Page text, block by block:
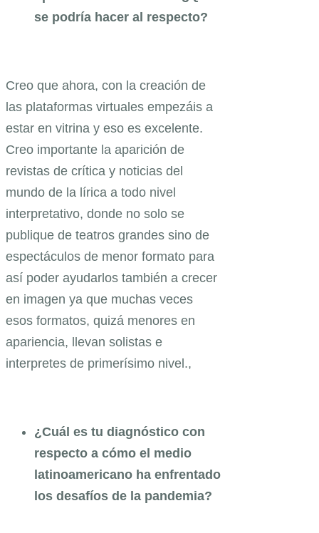
se podría hacer al respecto?
Creo que ahora, con la creación de
las plataformas virtuales empezáis a
estar en vitrina y eso es excelente.
Creo importante la aparición de
revistas de crítica y noticias del
mundo de la lírica a todo nivel
interpretativo, donde no solo se
publique de teatros grandes sino de
espectáculos de menor formato para
así poder ayudarlos también a crecer
en imagen ya que muchas veces
esos formatos, quizá menores en
apariencia, llevan solistas e
interpretes de primerísimo nivel.,
¿Cuál es tu diagnóstico con
respecto a cómo el medio
latinoamericano ha enfrentado
los desafíos de la pandemia?